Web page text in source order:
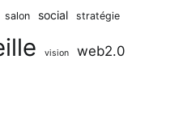
salon social stratégie
vision web2.0